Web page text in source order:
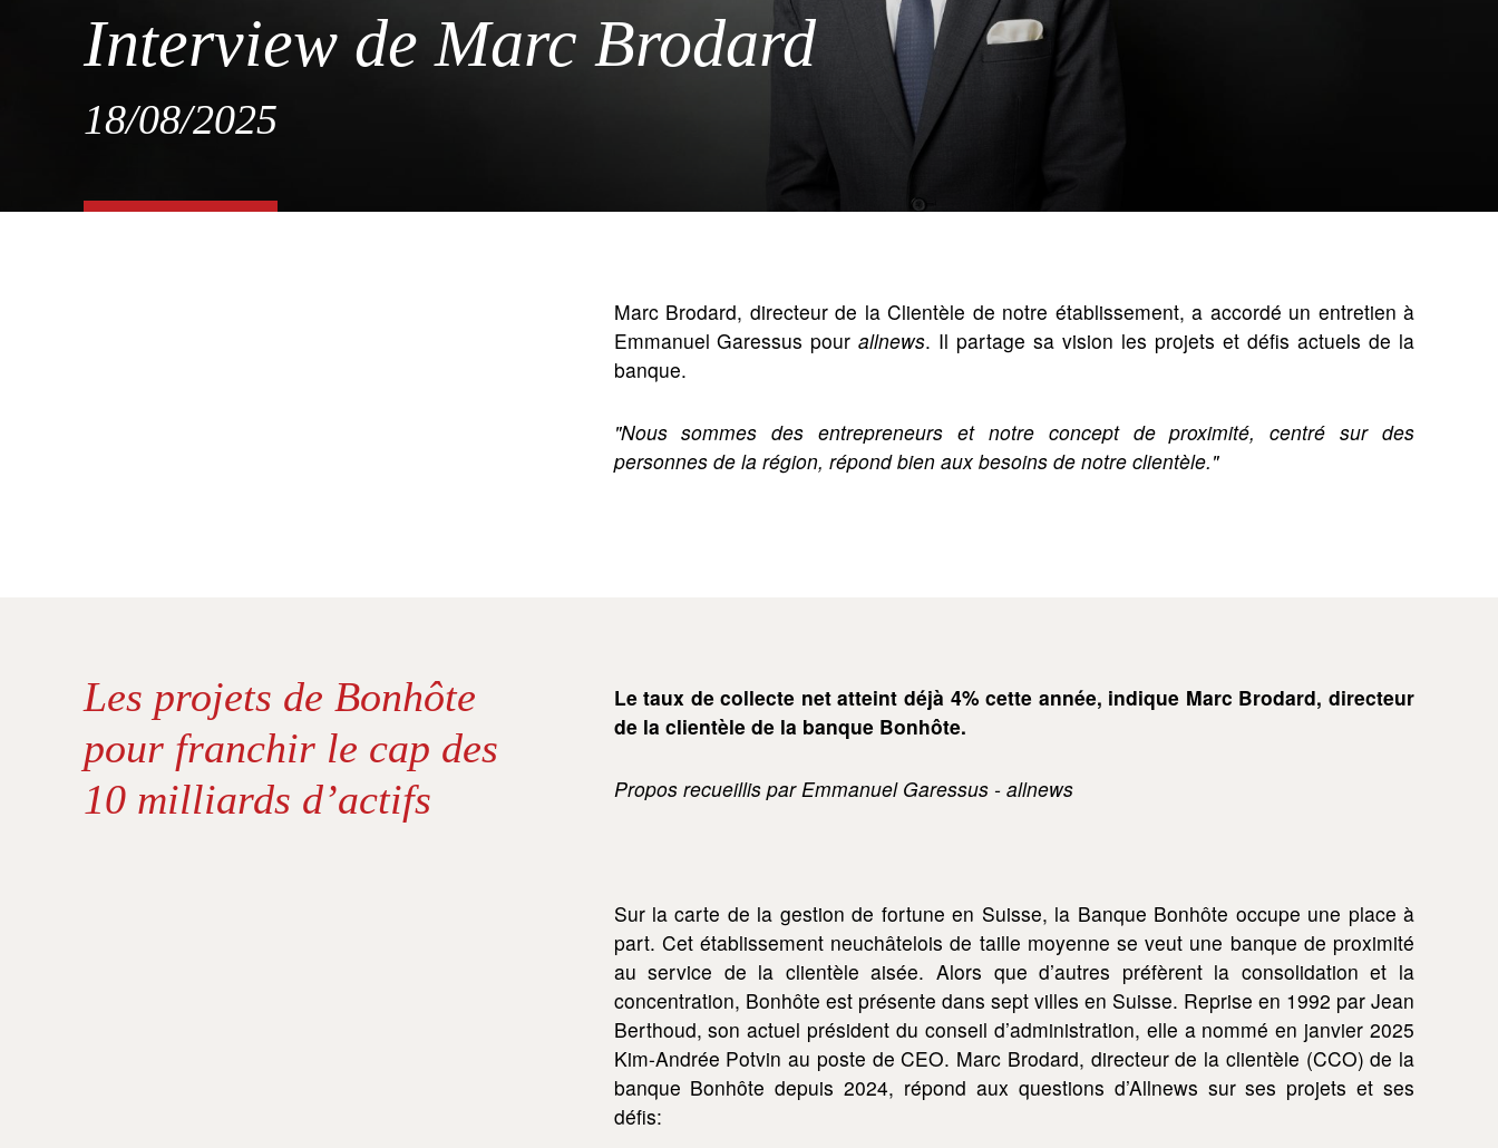
Interview de Marc Brodard
18/08/2025
Marc Brodard, directeur de la Clientèle de notre établissement, a accordé un entretien à
Emmanuel Garessus pourallnews. Il partage sa vision les projets et défis actuels de la
banque.
"Nous sommes des entrepreneurs et notre concept de proximité, centré sur des
personnes de la région, répond bien aux besoins de notre clientèle."
Les projets de Bonhôte
pour franchir le cap des
10 milliards d’actifs
Le taux de collecte net atteint déjà 4% cette année, indique Marc Brodard, directeur
de la clientèle de la banque Bonhôte.
Propos recueillis par Emmanuel Garessus - allnews
Sur la carte de la gestion de fortune en Suisse, la Banque Bonhôte occupe une place à
part. Cet établissement neuchâtelois de taille moyenne se veut une banque de proximité
au service de la clientèle aisée. Alors que d’autres préfèrent la consolidation et la
concentration, Bonhôte est présente dans sept villes en Suisse. Reprise en 1992 par Jean
Berthoud, son actuel président du conseil d’administration, elle a nommé en janvier 2025
Kim-Andrée Potvin au poste de CEO. Marc Brodard, directeur de la clientèle (CCO) de la
banque Bonhôte depuis 2024, répond aux questions d’Allnews sur ses projets et ses
défis: